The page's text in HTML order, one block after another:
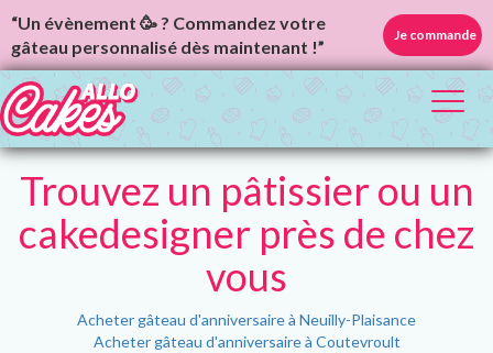
“Un évènement 🥳 ? Commandez votre
gâteau personnalisé dès maintenant !”
Je commande
Trouvez un pâtissier ou un
cakedesigner près de chez
vous
Acheter gâteau d'anniversaire à Neuilly-Plaisance
Acheter gâteau d'anniversaire à Coutevroult